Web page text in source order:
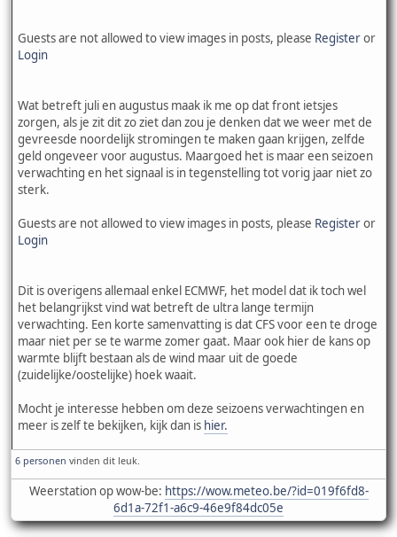
Guests are not allowed to view images in posts, please Registeror
Login
Wat betreft juli en augustus maak ik me op dat front ietsjes
zorgen, als je zit dit zo ziet dan zou je denken dat we weer met de
gevreesde noordelijk stromingen te maken gaan krijgen, zelfde
geld ongeveer voor augustus. Maargoed het is maar een seizoen
verwachting en het signaal is in tegenstelling tot vorig jaar niet zo
sterk.
Guests are not allowed to view images in posts, please Registeror
Login
Dit is overigens allemaal enkel ECMWF, het model dat ik toch wel
het belangrijkst vind wat betreft de ultra lange termijn
verwachting. Een korte samenvatting is dat CFS voor een te droge
maar niet per se te warme zomer gaat. Maar ook hier de kans op
warmte blijft bestaan als de wind maar uit de goede
(zuidelijke/oostelijke) hoek waait.
Mocht je interesse hebben om deze seizoens verwachtingen en
meer is zelf te bekijken, kijk dan is hier.
6 personen vinden dit leuk.
Weerstation op wow-be: https://wow.meteo.be/?id=019f6fd8-
6d1a-72f1-a6c9-46e9f84dc05e